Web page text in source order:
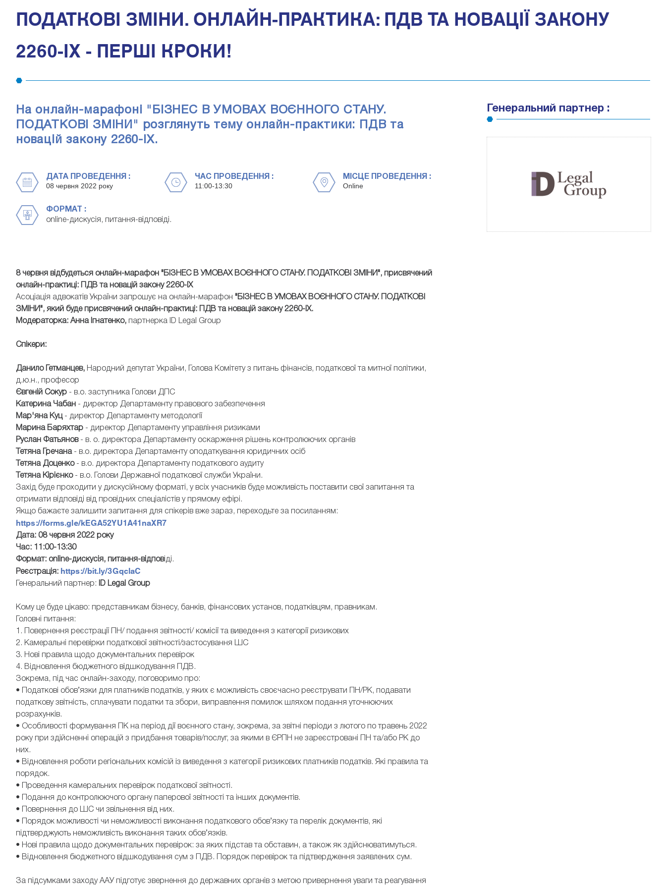
ПОДАТКОВІ ЗМІНИ. ОНЛАЙН-ПРАКТИКА: ПДВ ТА НОВАЦІЇ ЗАКОНУ
2260-IX - ПЕРШІ КРОКИ!
На онлайн-марафоні "БІЗНЕС В УМОВАХ ВОЄННОГО СТАНУ.
ПОДАТКОВІ ЗМІНИ" розглянуть тему онлайн-практики: ПДВ та
новацій закону 2260-IX.
ДАТА ПРОВЕДЕННЯ :
08 червня 2022 року
ЧАС ПРОВЕДЕННЯ :
11:00-13:30
МІСЦЕ ПРОВЕДЕННЯ :
Online
ФОРМАТ :
online-дискусія, питання-відповіді.
8 червня відбудеться онлайн-марафон "БІЗНЕС В УМОВАХ ВОЄННОГО СТАНУ. ПОДАТКОВІ ЗМІНИ", присвячений
онлайн-практиці: ПДВ та новацій закону 2260-IX
Асоціація адвокатів України запрошує на онлайн-марафон "БІЗНЕС В УМОВАХ ВОЄННОГО СТАНУ. ПОДАТКОВІ
ЗМІНИ", який буде присвячений онлайн-практиці: ПДВ та новацій закону 2260-IX.
Модераторка: Анна Ігнатенко, партнерка ID Legal Group
Спікери:
Данило Гетманцев, Народний депутат України, Голова Комітету з питань фінансів, податкової та митної політики,
д.ю.н., професор
Євгеній Сокур - в.о. заступника Голови ДПС
Катерина Чабан - директор Департаменту правового забезпечення
Мар'яна Куц- директор Департаменту методології
Марина Баряхтар - директор Департаменту управління ризиками
Руслан Фатьянов - в. о. директора Департаменту оскарження рішень контролюючих органів
Тетяна Гречана- в.о. директора Департаменту оподаткування юридичних осіб
Тетяна Доценко- в.о. директора Департаменту податкового аудиту
Тетяна Кірієнко- в.о. Голови Державної податкової служби України.
Захід буде проходити у дискусійному форматі, у всіх учасників буде можливість поставити свої запитання та
отримати відповіді від провідних спеціалістів у прямому ефірі.
Якщо бажаєте залишити запитання для спікерів вже зараз, переходьте за посиланням:
https://forms.gle/kEGA52YU1A41naXR7
Дата: 08 червня 2022 року
Час: 11:00-13:30
Формат: online-дискусія, питання-відповіді.
Реєстрація: https://bit.ly/3GqclaC
Генеральний партнер: ID Legal Group
Кому це буде цікаво: представникам бізнесу, банків, фінансових установ, податківцям, правникам.
Головні питання:
1. Повернення реєстрації ПН/ подання звітності/ комісії та виведення з категорії ризикових
2. Камеральні перевірки податкової звітності/застосування ШС
3. Нові правила щодо документальних перевірок
4. Відновлення бюджетного відшкодування ПДВ.
Зокрема, під час онлайн-заходу, поговоримо про:
• Податкові обов’язки для платників податків, у яких є можливість своєчасно реєструвати ПН/РК, подавати
податкову звітність, сплачувати податки та збори, виправлення помилок шляхом подання уточнюючих
розрахунків.
• Особливості формування ПК на період дії воєнного стану, зокрема, за звітні періоди з лютого по травень 2022
року при здійсненні операцій з придбання товарів/послуг, за якими в ЄРПН не зареєстровані ПН та/або РК до
них.
• Відновлення роботи регіональних комісій із виведення з категорії ризикових платників податків. Які правила та
порядок.
• Проведення камеральних перевірок податкової звітності.
• Подання до контролюючого органу паперової звітності та інших документів.
• Повернення до ШС чи звільнення від них.
• Порядок можливості чи неможливості виконання податкового обов’язку та перелік документів, які
підтверджують неможливість виконання таких обов’язків.
• Нові правила щодо документальних перевірок: за яких підстав та обставин, а також як здійснюватимуться.
• Відновлення бюджетного відшкодування сум з ПДВ. Порядок перевірок та підтвердження заявлених сум.
За підсумками заходу ААУ підготує звернення до державних органів з метою привернення уваги та реагування
Генеральний партнер :